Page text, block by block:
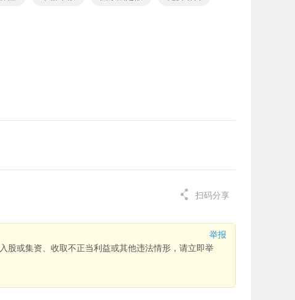
扫码分享
举报
股或集资、收取不正当利益或其他违法情形，请立即举